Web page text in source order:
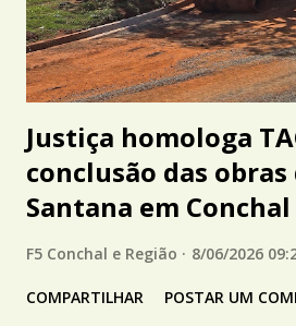
Justiça homologa
conclusão das obras
Santana em Conchal
F5 Conchal e Região 8/06/2026
COMPARTILHAR POSTAR UM